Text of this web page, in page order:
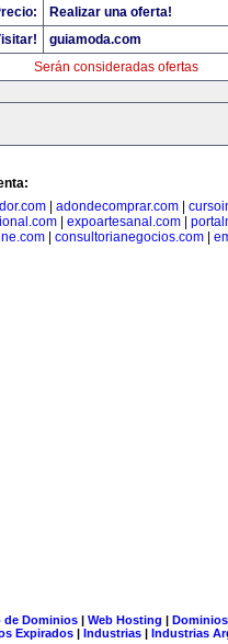
Realizar una oferta!
guiamoda.com
Serán consideradas ofertas
| adondecomprar.com|
expoartesanal.com
consultorianegocios.com
de Dominios| Web Hosting |
Expirados | Industrias | Industrias